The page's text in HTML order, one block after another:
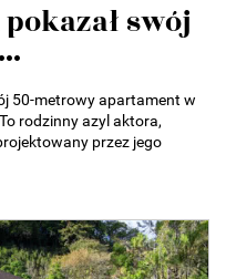
swój
50-metrowy apartament w
rodzinny azyl aktora,
przez jego